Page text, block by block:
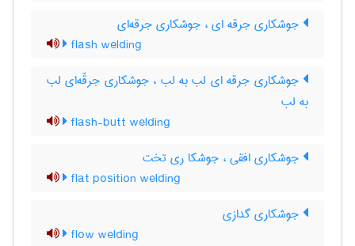
جوشکاری جرقه ای ، جوشکاری جرقه‌ای
flash welding
جوشکاری جرقه ای لب به لب ، جوشکاری جرقّه‌ای لب
به لب
flash-butt welding
جوشکاری افقی ، جوشکا ری تخت
flat position welding
جوشکاری گدازی
flow welding